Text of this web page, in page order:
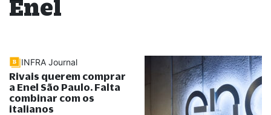
Enel
INFRA Journal
Rivais querem comprar
a Enel São Paulo. Falta
combinar com os
italianos